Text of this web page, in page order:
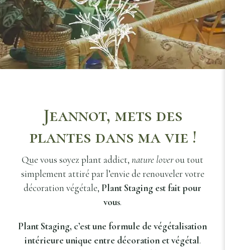
Jeannot, mets des
plantes dans ma vie !
Que vous soyez plant addict, nature loverou tout
simplement attiré par l’envie de renouveler votre
décoration végétale, Plant Staging est fait pour
vous.
Plant Staging, c’est une formule de végétalisation
intérieure unique entre décoration et végétal.